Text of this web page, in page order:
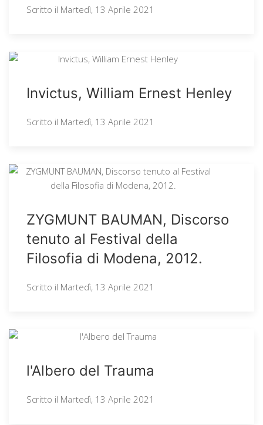
Scritto il Martedì, 13 Aprile 2021
Invictus, William Ernest Henley
Scritto il Martedì, 13 Aprile 2021
ZYGMUNT BAUMAN, Discorso
tenuto al Festival della
Filosofia di Modena, 2012.
Scritto il Martedì, 13 Aprile 2021
l'Albero del Trauma
Scritto il Martedì, 13 Aprile 2021